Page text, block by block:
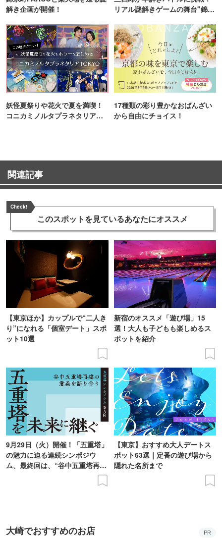
解き企画が開催！
リアル謎解きゲームの舞台"錦糸
妖怪夏祭りや花火で夏を満喫！
コニカミノルタプラネタリア
17種類の彩り豊かなおばんざい
から自由にチョイス！
関連記事
Check!
このスポットを見ているあなたにオススメ
【東京ほか】カップルで“二人き
り”になれる「個室デート」スポ
ット10選
新宿のオススメ「遊び場」15
選！大人も子どもも楽しめるス
ポットを紹介
9月29日（火）開催！「五重塔」
の魅力に迫る連続シンポジウ
ム、最終回は、“谷中五重塔再建
【東京】おすすめ大人デートス
ポット63選｜定番の遊び場から
隠れた名所まで
大崎でおすすめのお店 PR